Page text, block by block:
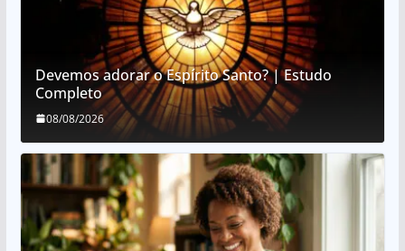
Devemos adorar o Espírito Santo? | Estudo
Completo
08/08/2026